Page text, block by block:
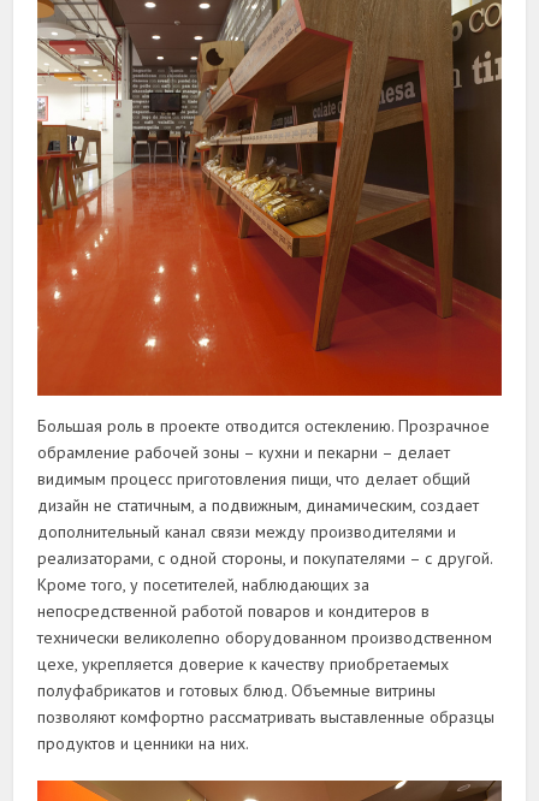
Большая роль в проекте отводится остеклению. Прозрачное
обрамление рабочей зоны – кухни и пекарни – делает
видимым процесс приготовления пищи, что делает общий
дизайн не статичным, а подвижным, динамическим, создает
дополнительный канал связи между производителями и
реализаторами, с одной стороны, и покупателями – с другой.
Кроме того, у посетителей, наблюдающих за
непосредственной работой поваров и кондитеров в
технически великолепно оборудованном производственном
цехе, укрепляется доверие к качеству приобретаемых
полуфабрикатов и готовых блюд. Объемные витрины
позволяют комфортно рассматривать выставленные образцы
продуктов и ценники на них.